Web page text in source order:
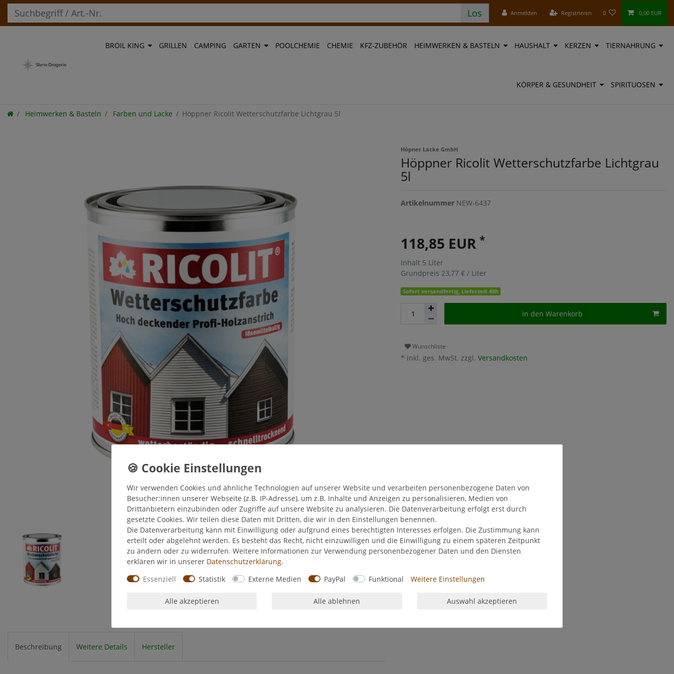
Los Anmelden Registrieren 0 0,00 EUR
BROIL KING GRILLEN CAMPING GARTEN POOLCHEMIE CHEMIE KFZ-ZUBEHÖR HEIMWERKEN & BASTELN HAUSHALT KERZEN TIERNAHRUNG
KÖRPER & GESUNDHEIT SPIRITUOSEN
Heimwerken & Basteln Farben und Lacke Höppner Ricolit Wetterschutzfarbe Lichtgrau 5l
Höpner Lacke GmbH
Höppner Ricolit Wetterschutzfarbe Lichtgrau
5l
Artikelnummer NEW-6437
118,85 EUR *
Inhalt 5 Liter
Grundpreis 23,77 € / Liter
Sofort versandfertig, Lieferzeit 48h
In den Warenkorb
Wunschliste
* inkl. ges. MwSt. zzgl. Versandkosten
Beschreibung Weitere Details Hersteller
Wir verwenden Cookies und ähnliche Technologien auf unserer Website und verarbeiten personenbezogene Daten von
Besucher:innen unserer Webseite (z.B. IP-Adresse), um z.B. Inhalte und Anzeigen zu personalisieren, Medien von
Drittanbietern einzubinden oder Zugriffe auf unsere Website zu analysieren. Die Datenverarbeitung erfolgt erst durch
gesetzte Cookies. Wir teilen diese Daten mit Dritten, die wir in den Einstellungen benennen.
Die Datenverarbeitung kann mit Einwilligung oder aufgrund eines berechtigten Interesses erfolgen. Die Zustimmung kann
erteilt oder abgelehnt werden. Es besteht das Recht, nicht einzuwilligen und die Einwilligung zu einem späteren Zeitpunkt
zu ändern oder zu widerrufen. Weitere Informationen zur Verwendung personenbezogener Daten und den Diensten
erklären wir in unserer Daten­schutz­erklärung.
Essenziell
Statistik Externe Medien PayPal Funktional Weitere Einstellungen
Alle akzeptieren Alle ablehnen Auswahl akzeptieren